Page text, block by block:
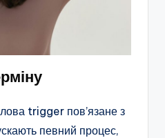
trigger пов’язане з
певний процес,